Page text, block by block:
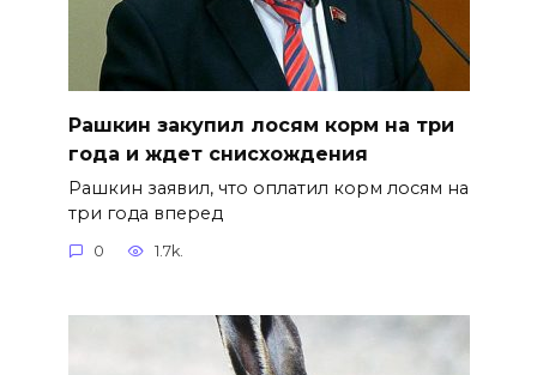
Рашкин закупил лосям корм на три
года и ждет снисхождения
Рашкин заявил, что оплатил корм лосям на
три года вперед
0 1.7k.